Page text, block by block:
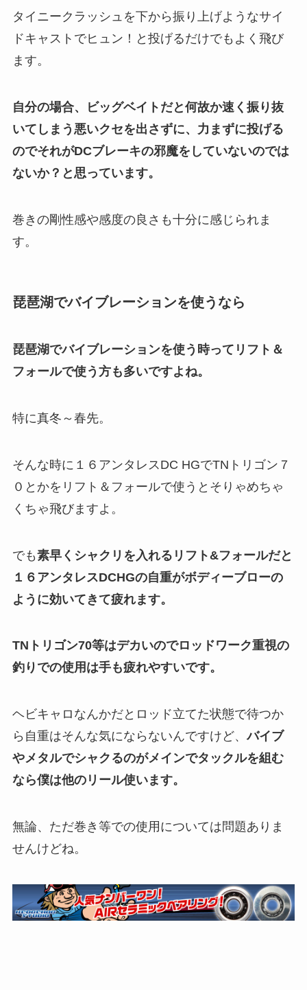
タイニークラッシュを下から振り上げようなサイ
ドキャストでヒュン！と投げるだけでもよく飛び
ます。
自分の場合、ビッグベイトだと何故か速く振り抜
いてしまう悪いクセを出さずに、力まずに投げる
のでそれがDCブレーキの邪魔をしていないのでは
ないか？と思っています。
巻きの剛性感や感度の良さも十分に感じられま
す。
琵琶湖でバイブレーションを使うなら
琵琶湖でバイブレーションを使う時ってリフト＆
フォールで使う方も多いですよね。
特に真冬～春先。
そんな時に１６アンタレスDC HGでTNトリゴン７
０とかをリフト＆フォールで使うとそりゃめちゃ
くちゃ飛びますよ。
でも素早くシャクリを入れるリフト&フォールだと
１６アンタレスDCHGの自重がボディーブローの
ように効いてきて疲れます。
TNトリゴン70等はデカいのでロッドワーク重視の
釣りでの使用は手も疲れやすいです。
ヘビキャロなんかだとロッド立てた状態で待つか
ら自重はそんな気にならないんですけど、バイブ
やメタルでシャクるのがメインでタックルを組む
なら僕は他のリール使います。
無論、ただ巻き等での使用については問題ありま
せんけどね。